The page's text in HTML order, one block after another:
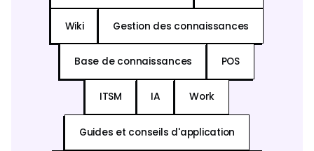
Wiki Gestion des connaissances
Base de connaissances POS
ITSM IA Work
Guides et conseils d'application